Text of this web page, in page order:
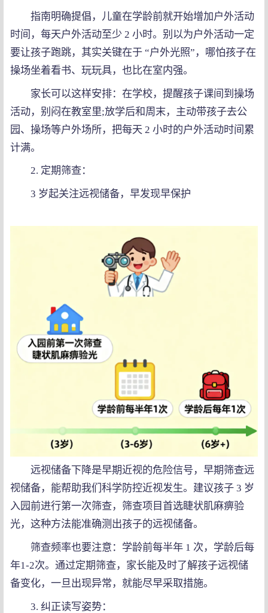
指南明确提倡，儿童在学龄前就开始增加户外活动
时间，每天户外活动至少 2 小时。别以为户外活动一定
要让孩子跑跳，其实关键在于 “户外光照”，哪怕孩子在
操场坐着看书、玩玩具，也比在室内强。
家长可以这样安排：在学校，提醒孩子课间到操场
活动，别闷在教室里;放学后和周末，主动带孩子去公
园、操场等户外场所，把每天 2 小时的户外活动时间累
计满。
2. 定期筛查：
3 岁起关注远视储备，早发现早保护
远视储备下降是早期近视的危险信号，早期筛查远
视储备，能帮助我们科学防控近视发生。建议孩子 3 岁
入园前进行第一次筛查，筛查项目首选睫状肌麻痹验
光，这种方法能准确测出孩子的远视储备。
筛查频率也要注意：学龄前每半年 1 次，学龄后每
年1-2次。通过定期筛查，家长能及时了解孩子远视储
备变化，一旦出现异常，就能尽早采取措施。
3. 纠正读写姿势：